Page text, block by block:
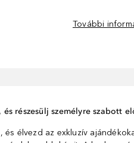
További
részesülj személyre szabott
és élvezd az exkluzív